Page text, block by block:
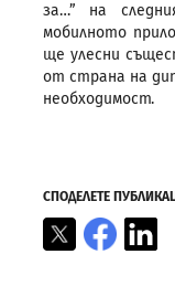
за…” на
мобилното
ще улесни
от страна на
необходимост.
СПОДЕЛЕТЕ
X Facebook